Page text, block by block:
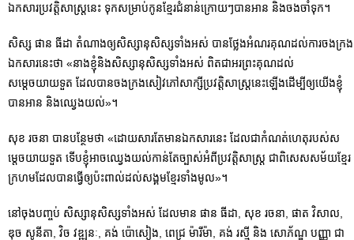
ឯកសារប្រវត្តិសាស្ត្រនេះ ទុកសម្រាប់កូនខ្មែរជំនាន់ក្រោយៗបានអាន និងចងចាំទុក។
សិស្ស ផាន ធីដា តំណាងឲ្យសិស្សានុសិស្សទាំងអស់ បានថ្លែងអំណរគុណដល់ការចងក្រង
ឯកសារនេះថា «នាងខ្ញុំនិងសិស្សានុសិស្សទាំងអស់ ពិតជាអរព្រះគុណដល់
សម្ដេចយាយទួត ដែលបានចងក្រងសៀវភៅសាក្សីប្រវត្តិសាស្រ្តនេះឡើងដើម្បីឲ្យយើងខ្ញុំ
បានអាន និងឈ្វេងយល់»។
សុខ រចនា បានបន្ថែមថា «ដោយសារតែមានឯកសារនេះ ដែលជាកំណត់ហេតុរបស់ស
ម្តេចយាយទួត ទើបខ្ញុំអាចឈ្វេងយល់កាន់តែច្បាស់អំពីប្រវត្តិសាស្រ្ដ ជាពិសេសសម័យខ្មែរ
ក្រហមដែលបានធ្វើឲ្យប៉ះពាល់ដល់សង្គមខ្មែរទាំងមូល»។
នៅចុងបញ្ចប់ សិស្សានុសិស្សទាំងអស់ ដែលមាន ផាន ធីដា, សុខ រចនា, ផាត វិសាល,
ឌុច សូនីតា, វិច វឌ្ឍនៈ, គង់ ប៉ោសៀង, ពេជ្រ ម៉ារីម៉ា, គង់ រស្មី និង សោភ័ណ្ឌ បញ្ញា ជា